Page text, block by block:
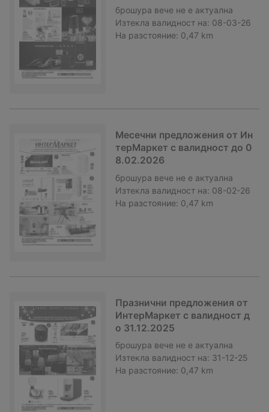
брошура вече не е актуална
Изтекла валидност на: 08-03-26
На разстояние: 0,47 km
Месечни предложения от Ин
терМаркет с валидност до 0
8.02.2026
брошура вече не е актуална
Изтекла валидност на: 08-02-26
На разстояние: 0,47 km
Празнични предложения от
ИнтерМаркет с валидност д
о 31.12.2025
брошура вече не е актуална
Изтекла валидност на: 31-12-25
На разстояние: 0,47 km